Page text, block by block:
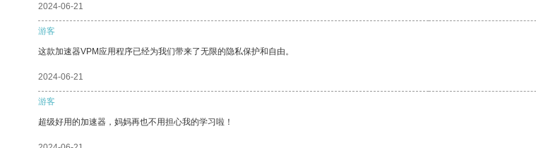
2024-06-21
游客
这款加速器VPM应用程序已经为我们带来了无限的隐私保护和自由。
2024-06-21
游客
超级好用的加速器，妈妈再也不用担心我的学习啦！